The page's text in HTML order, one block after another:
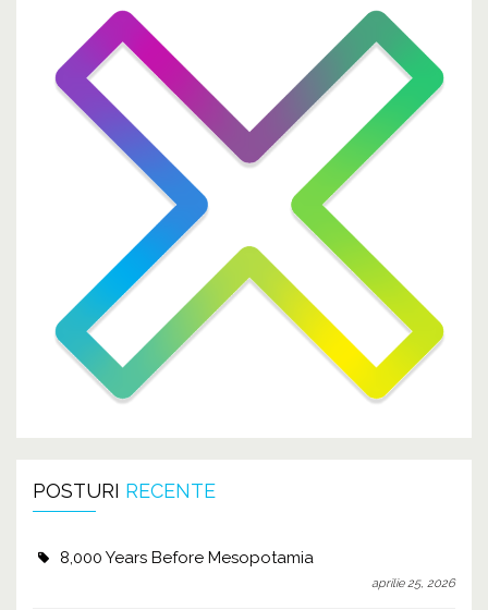
POSTURI RECENTE
8,000 Years Before Mesopotamia
aprilie 25, 2026